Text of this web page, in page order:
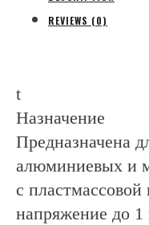
REVIEWS (0)
t
Назначение
Предназначена
алюминиевых и
с пластмассовой
напряжение до